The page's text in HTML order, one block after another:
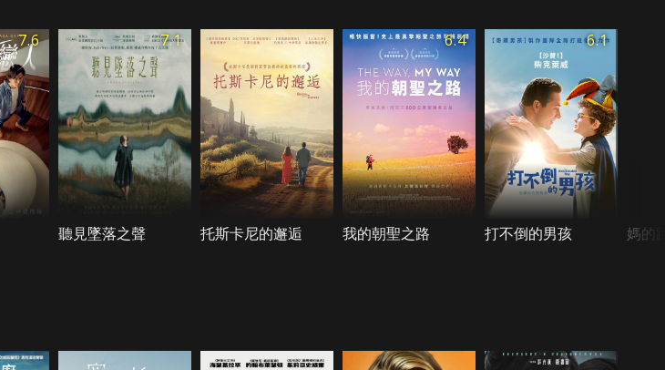
7.6 7.1
聽見墜落之聲 托斯卡尼的邂逅
6.4
我的朝聖之路
6.1
打不倒的男孩 媽的